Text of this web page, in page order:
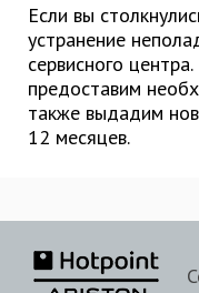
Если вы
устранение
сервисного
предоставим
также выдадим
12 месяцев.